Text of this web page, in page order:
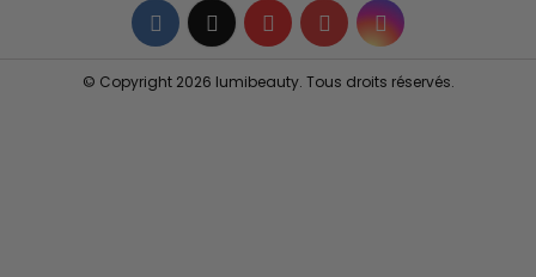
Facebook
TwitterYouTubePinterestInstagram
© Copyright 2026 lumibeauty. Tous droits réservés.